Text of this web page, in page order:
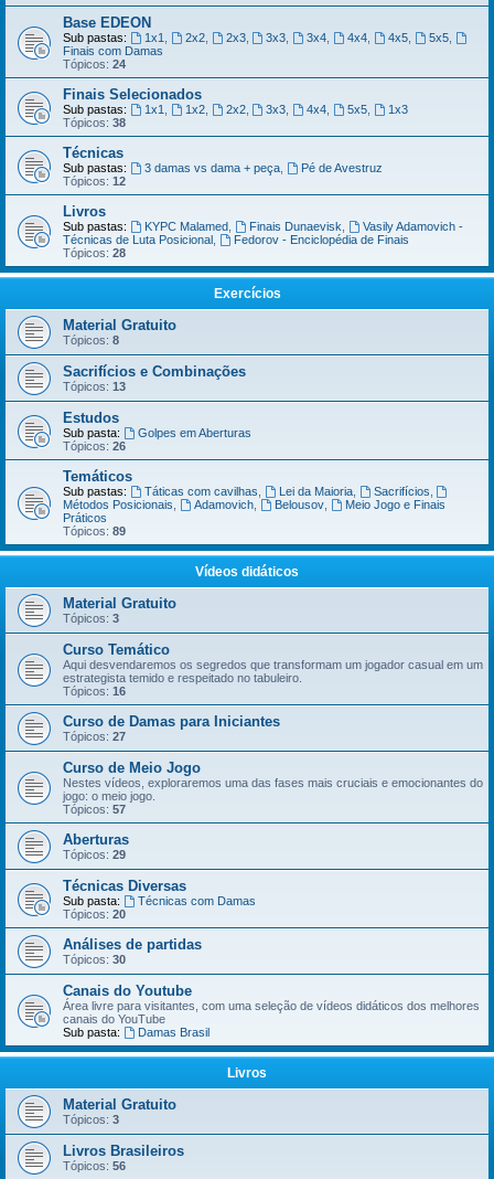
Base EDEON
Sub pastas: 1x1 2x2, 2x3, 3x3 3x4 4x4 4x5, 5x5,
Finais com Damas
Tópicos: 24
Finais Selecionados
Sub pastas: 1x1 1x2, 2x2, 3x3 4x4 5x5
1x3
Tópicos: 38
Técnicas
Sub pastas: 3 damas vs dama + peça,
Pé de Avestruz
Tópicos: 12
Livros
Sub pastas: KYPC Malamed, Finais Dunaevisk
Vasily Adamovich -
Técnicas de Luta Posicional
Fedorov - Enciclopédia de Finais
Tópicos: 28
Exercícios
Material Gratuito
Tópicos: 8
Sacrifícios e Combinações
Tópicos: 13
Estudos
Sub pasta:
Golpes em Aberturas
Tópicos: 26
Temáticos
Sub pastas: Táticas com cavilhas Lei da Maioria, Sacrifícios
Métodos Posicionais
Adamovich, Belousov,
Meio Jogo e Finais
Práticos
Tópicos: 89
Vídeos didáticos
Material Gratuito
Tópicos: 3
Curso Temático
Aqui desvendaremos os segredos que transformam um jogador casual em um
estrategista temido e respeitado no tabuleiro.
Tópicos: 16
Curso de Damas para Iniciantes
Tópicos: 27
Curso de Meio Jogo
Nestes vídeos, exploraremos uma das fases mais cruciais e emocionantes do
jogo: o meio jogo.
Tópicos: 57
Aberturas
Tópicos: 29
Técnicas Diversas
Sub pasta:
Técnicas com Damas
Tópicos: 20
Análises de partidas
Tópicos: 30
Canais do Youtube
Área livre para visitantes, com uma seleção de vídeos didáticos dos melhores
canais do YouTube
Sub pasta:
Damas Brasil
Livros
Material Gratuito
Tópicos: 3
Livros Brasileiros
Tópicos: 56